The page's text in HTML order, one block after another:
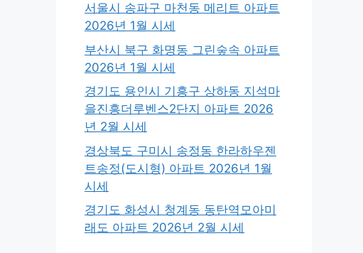
서울시 송파구 마천동 메리트 아파트
2026년 1월 시세
부산시 북구 화명동 그린숲속 아파트
2026년 1월 시세
경기도 용인시 기흥구 상하동 지석마
을진흥더루벤스2단지 아파트 2026
년 2월 시세
경상북도 구미시 송정동 한라하우젠
트송정(도시형) 아파트 2026년 1월
시세
경기도 화성시 청계동 동탄역모아미
래도 아파트 2026년 2월 시세